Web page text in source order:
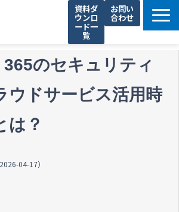
資料ダ
ウンロ
ード一
覧
お問い
合わせ
製品サービス一覧
解決できる課題
コネクシオの強み
導入事例
セミナー・イベント情報
のセキュリティ
ウドサービス活用時
は？
2026-04-17）